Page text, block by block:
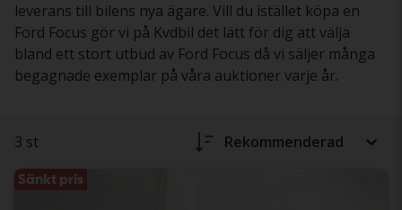
leverans till bilens nya ägare. Vill du istället köpa en
Ford Focus gör vi på Kvdbil det lätt för dig att välja
bland ett stort utbud av Ford Focus då vi säljer många
begagnade exemplar på våra auktioner varje år.
3 st Rekommenderad
Sänkt pris